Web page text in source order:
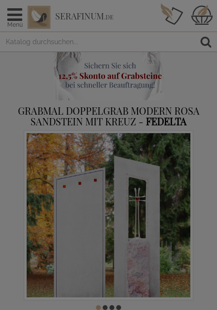
Menü
SERAFINUM.DE
GRABMAL DOPPELGRAB MODERN ROSA
SANDSTEIN MIT KREUZ - FEDELTA